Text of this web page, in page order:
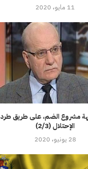
11 مايو، 2020
مشروع الضم، على طريق طرد
الإحتلال (2/3)
28 يونيو، 2020